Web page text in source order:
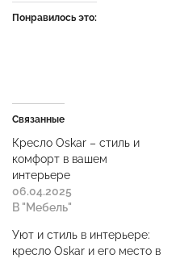
Понравилось это:
Связанные
Кресло Oskar – стиль и
комфорт в вашем
интерьере
06.04.2025
В "Мебель"
Уют и стиль в интерьере:
кресло Oskar и его место в